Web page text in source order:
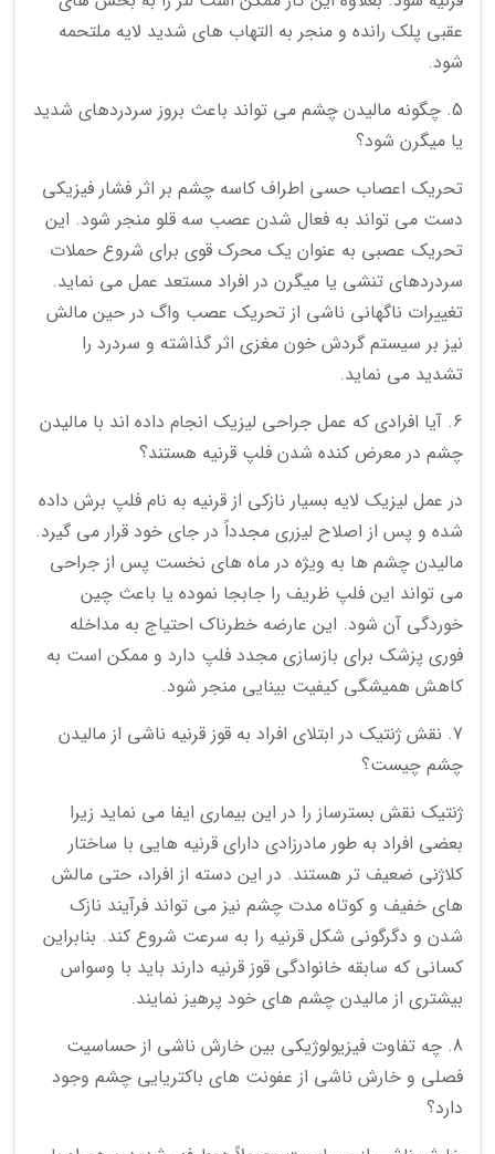
عقبی پلک رانده و منجر به التهاب های شدید لایه ملتحمه
شود.
5. چگونه مالیدن چشم می تواند باعث بروز سردردهای شدید
یا میگرن شود؟
تحریک اعصاب حسی اطراف کاسه چشم بر اثر فشار فیزیکی
دست می تواند به فعال شدن عصب سه قلو منجر شود. این
تحریک عصبی به عنوان یک محرک قوی برای شروع حملات
سردردهای تنشی یا میگرن در افراد مستعد عمل می نماید.
تغییرات ناگهانی ناشی از تحریک عصب واگ در حین مالش
نیز بر سیستم گردش خون مغزی اثر گذاشته و سردرد را
تشدید می نماید.
6. آیا افرادی که عمل جراحی لیزیک انجام داده اند با مالیدن
چشم در معرض کنده شدن فلپ قرنیه هستند؟
در عمل لیزیک لایه بسیار نازکی از قرنیه به نام فلپ برش داده
شده و پس از اصلاح لیزری مجدداً در جای خود قرار می گیرد.
مالیدن چشم ها به ویژه در ماه های نخست پس از جراحی
می تواند این فلپ ظریف را جابجا نموده یا باعث چین
خوردگی آن شود. این عارضه خطرناک احتیاج به مداخله
فوری پزشک برای بازسازی مجدد فلپ دارد و ممکن است به
کاهش همیشگی کیفیت بینایی منجر شود.
7. نقش ژنتیک در ابتلای افراد به قوز قرنیه ناشی از مالیدن
چشم چیست؟
ژنتیک نقش بسترساز را در این بیماری ایفا می نماید زیرا
بعضی افراد به طور مادرزادی دارای قرنیه هایی با ساختار
کلاژنی ضعیف تر هستند. در این دسته از افراد، حتی مالش
های خفیف و کوتاه مدت چشم نیز می تواند فرآیند نازک
شدن و دگرگونی شکل قرنیه را به سرعت شروع کند. بنابراین
کسانی که سابقه خانوادگی قوز قرنیه دارند باید با وسواس
بیشتری از مالیدن چشم های خود پرهیز نمایند.
8. چه تفاوت فیزیولوژیکی بین خارش ناشی از حساسیت
فصلی و خارش ناشی از عفونت های باکتریایی چشم وجود
دارد؟